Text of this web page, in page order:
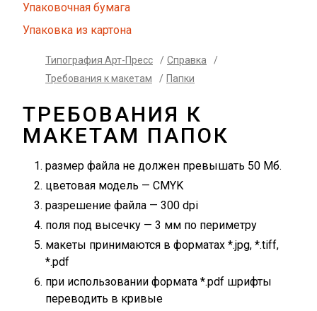
Упаковочная бумага
Упаковка из картона
Типография Арт-Пресс / Справка
/
Требования к макетам
/ Папки
ТРЕБОВАНИЯ К
МАКЕТАМ ПАПОК
размер файла не должен превышать 50 Мб.
цветовая модель — CMYK
разрешение файла — 300 dpi
поля под высечку — 3 мм по периметру
макеты принимаются в форматах *.jpg, *.tiff,
*.pdf
при использовании формата *.pdf шрифты
переводить в кривые